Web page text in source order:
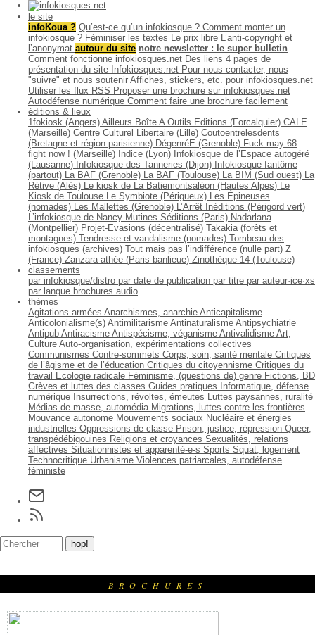
le site
infoKoua ? Qu’est-ce qu’un infokiosque ? Comment monter un
infokiosque ? Féminiser les textes Le prix libre L’anti-copyright et
l’anonymat autour du site notre newsletter : le super bulletin
Comment fonctionne infokiosques.net Des liens 4 pages de
présentation du site Infokiosques.net Pour nous contacter, nous
"suivre" et nous soutenir Affiches, stickers, etc. pour infokiosques.net
Utiliser les flux RSS Proposer une brochure sur infokiosques.net
Autodéfense numérique Comment faire une brochure facilement
éditions & lieux
1fokiosk (Angers) Ailleurs Boîte A Outils Editions (Forcalquier) CALE
(Marseille) Centre Culturel Libertaire (Lille) Coutoentrelesdents
(Bretagne et région parisienne) DégenréE (Grenoble) Fuck may 68
fight now ! (Marseille) Indice (Lyon) Infokiosque de l’Espace autogéré
(Lausanne) Infokiosque des Tanneries (Dijon) Infokiosque fantôme
(partout) La BAF (Grenoble) La BAF (Toulouse) La BIM (Sud ouest) La
Rétive (Alès) Le kiosk de La Batiemontsaléon (Hautes Alpes) Le
Kiosk de Toulouse Le Symbiote (Périgueux) Les Épineuses
(nomades) Les Mallettes (Grenoble) L’Arrêt Inéditions (Périgord vert)
L’infokiosque de Nancy Mutines Séditions (Paris) Nadarlana
(Montpellier) Projet-Evasions (décentralisé) Takakia (forêts et
montagnes) Tendresse et vandalisme (nomades) Tombeau des
infokiosques (archives) Tout mais pas l’indifférence (nulle part) Z
(France) Zanzara athée (Paris-banlieue) Zinothèque 14 (Toulouse)
classements
par infokiosque/distro par date de publication par titre par auteur·ice·xs
par langue brochures audio
thèmes
Agitations armées Anarchismes, anarchie Anticapitalisme
Anticolonialisme(s) Antimilitarisme Antinaturalisme Antipsychiatrie
Antipub Antiracisme Antispécisme, véganisme Antivalidisme Art,
Culture Auto-organisation, expérimentations collectives
Communismes Contre-sommets Corps, soin, santé mentale Critiques
de l’âgisme et de l’éducation Critiques du citoyennisme Critiques du
travail
Ecologie radicale Féminisme, (questions de) genre Fictions, BD
Grèves et luttes des classes Guides pratiques
Informatique, défense
numérique Insurrections, révoltes, émeutes Luttes paysannes, ruralité
Médias de masse, automédia Migrations, luttes contre les frontières
Mouvance autonome Mouvements sociaux Nucléaire et énergies
industrielles Oppressions de classe Prison, justice, répression Queer,
transpédébigouines Religions et croyances Sexualités, relations
affectives Situationnistes et apparenté-e-s Sports Squat, logement
Technocritique Urbanisme Violences patriarcales, autodéfense
féministe
BROCHURES